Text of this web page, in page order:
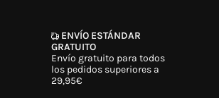
ENVÍO ESTÁNDAR
GRATUITO
Envío gratuito para todos
los pedidos superiores a
29,95€